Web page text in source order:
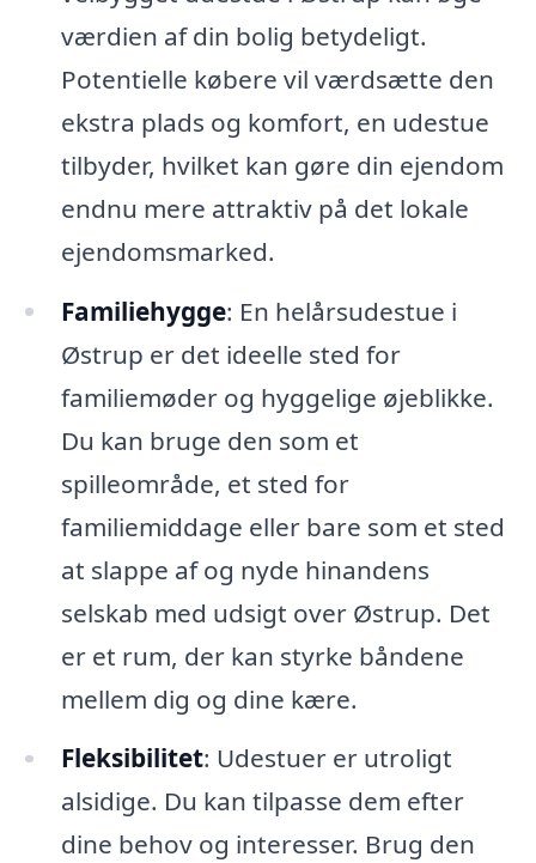
værdien af din bolig betydeligt.
Potentielle købere vil værdsætte den
ekstra plads og komfort, en udestue
tilbyder, hvilket kan gøre din ejendom
endnu mere attraktiv på det lokale
ejendomsmarked.
Familiehygge: En helårsudestue i
Østrup er det ideelle sted for
familiemøder og hyggelige øjeblikke.
Du kan bruge den som et
spilleområde, et sted for
familiemiddage eller bare som et sted
at slappe af og nyde hinandens
selskab med udsigt over Østrup. Det
er et rum, der kan styrke båndene
mellem dig og dine kære.
Fleksibilitet: Udestuer er utroligt
alsidige. Du kan tilpasse dem efter
dine behov og interesser. Brug den